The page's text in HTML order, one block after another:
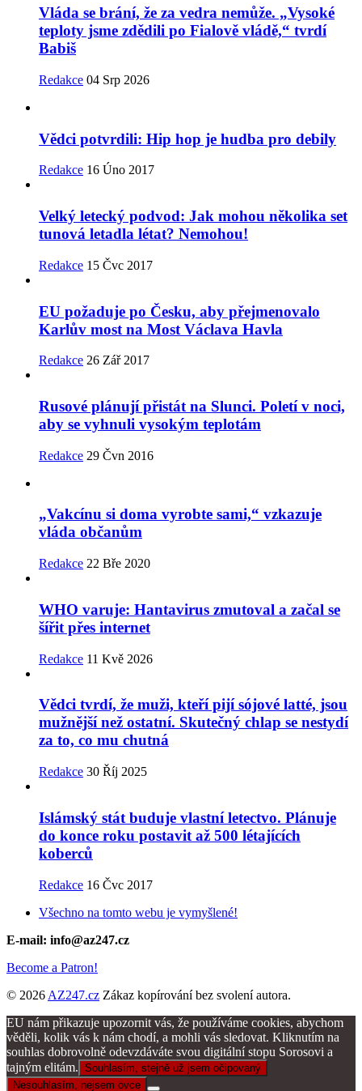
Vláda se brání, že za vedra nemůže. „Vysoké
teploty jsme zdědili po Fialově vládě,“ tvrdí
Babiš
Redakce 04 Srp 2026
Vědci potvrdili: Hip hop je hudba pro debily
Redakce 16 Úno 2017
Velký letecký podvod: Jak mohou několika set
tunová letadla létat? Nemohou!
Redakce 15 Čvc 2017
EU požaduje po Česku, aby přejmenovalo
Karlův most na Most Václava Havla
Redakce 26 Zář 2017
Rusové plánují přistát na Slunci. Poletí v noci,
aby se vyhnuli vysokým teplotám
Redakce 29 Čvn 2016
„Vakcínu si doma vyrobte sami,“ vzkazuje
vláda občanům
Redakce 22 Bře 2020
WHO varuje: Hantavirus zmutoval a začal se
šířit přes internet
Redakce 11 Kvě 2026
Vědci tvrdí, že muži, kteří pijí sójové latté, jsou
mužnější než ostatní. Skutečný chlap se nestydí
za to, co mu chutná
Redakce 30 Říj 2025
Islámský stát buduje vlastní letectvo. Plánuje
do konce roku postavit až 500 létajících
koberců
Redakce 16 Čvc 2017
Všechno na tomto webu je vymyšlené!
E-mail: info@az247.cz
Become a Patron!
© 2026 AZ247.cz Zákaz kopírování bez svolení autora.
EU nám přikazuje upozornit vás, že používáme cookies, abychom
věděli, kolik vás k nám chodí, a mohli vás sledovat. Kliknutím na
souhlas dobrovolně odevzdáváte svou digitální stopu Sorosovi a
tajným elitám. Souhlasím, stejně už jsem očipovaný
Nesouhlasím, nejsem ovce